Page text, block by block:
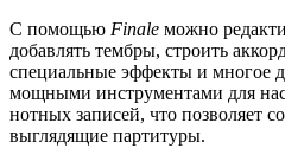
С помощью Finale можно
добавлять тембры, строить
специальные эффекты и многое
мощными инструментами для
нотных записей, что позволяет
выглядящие партитуры.